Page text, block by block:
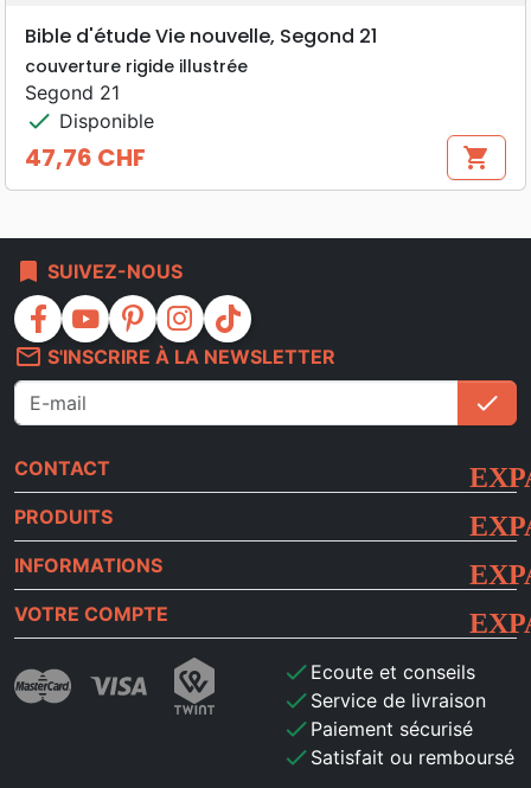
Bible d'étude Vie nouvelle, Segond 21
couverture rigide illustrée
Segond 21
check Disponible
Prix
47,76 CHF shopping_cart
bookmark SUIVEZ-NOUS
facebook youtube pinterest instagram
tiktok
mail_outline S'INSCRIRE À LA NEWSLETTER
check
CONTACT
PRODUITS
INFORMATIONS
VOTRE COMPTE
check Ecoute et conseils
check Service de livraison
check Paiement sécurisé
check Satisfait ou remboursé